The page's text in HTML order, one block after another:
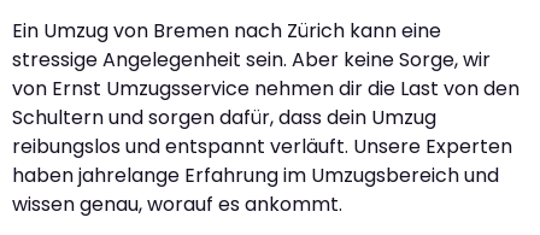
Ein Umzug von Bremen nach Zürich kann eine
stressige Angelegenheit sein. Aber keine Sorge, wir
von Ernst Umzugsservice nehmen dir die Last von den
Schultern und sorgen dafür, dass dein Umzug
reibungslos und entspannt verläuft. Unsere Experten
haben jahrelange Erfahrung im Umzugsbereich und
wissen genau, worauf es ankommt.